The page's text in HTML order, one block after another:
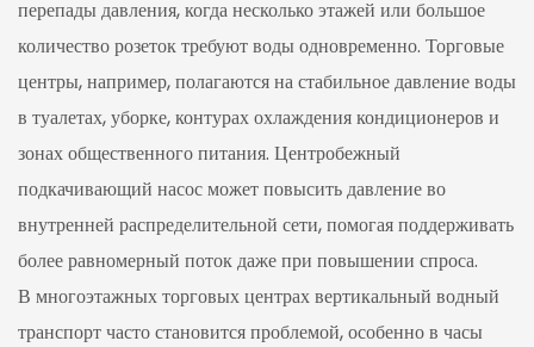
перепады давления, когда несколько этажей или большое
количество розеток требуют воды одновременно. Торговые
центры, например, полагаются на стабильное давление воды
в туалетах, уборке, контурах охлаждения кондиционеров и
зонах общественного питания. Центробежный
подкачивающий насос может повысить давление во
внутренней распределительной сети, помогая поддерживать
более равномерный поток даже при повышении спроса.
В многоэтажных торговых центрах вертикальный водный
транспорт часто становится проблемой, особенно в часы